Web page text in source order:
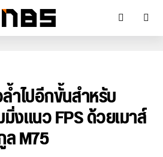
ำไปอีกขั้นสำหรับ
งแนว FPS ด้วยเมาส์
M75